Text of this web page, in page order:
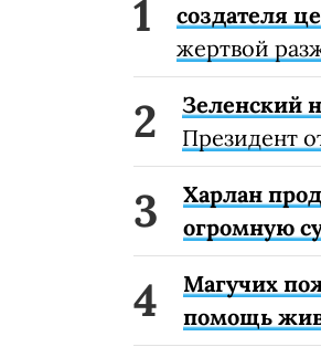
создателя
жертвой
Зеленский
Президент
Харлан
огромную
Магучих
помощь